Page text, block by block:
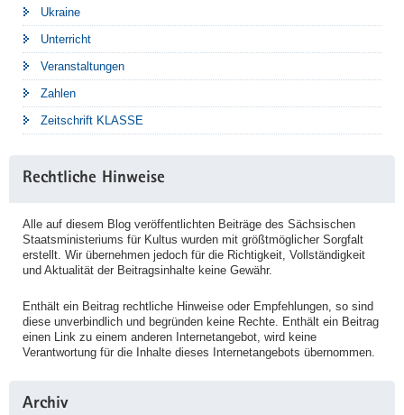
Ukraine
Unterricht
Veranstaltungen
Zahlen
Zeitschrift KLASSE
Rechtliche Hinweise
Alle auf diesem Blog veröffentlichten Beiträge des Sächsischen
Staatsministeriums für Kultus wurden mit größtmöglicher Sorgfalt
erstellt. Wir übernehmen jedoch für die Richtigkeit, Vollständigkeit
und Aktualität der Beitragsinhalte keine Gewähr.
Enthält ein Beitrag rechtliche Hinweise oder Empfehlungen, so sind
diese unverbindlich und begründen keine Rechte. Enthält ein Beitrag
einen Link zu einem anderen Internetangebot, wird keine
Verantwortung für die Inhalte dieses Internetangebots übernommen.
Archiv